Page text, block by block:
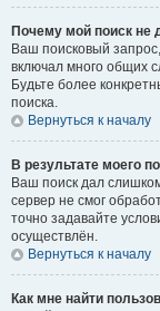
Почему мой поиск не
Ваш поисковый
включал много общих
Будьте более
поиска.
Вернуться к началу
В результате моего
Ваш поиск дал
сервер не смог
точно задавайте
осуществлён.
Вернуться к началу
Как мне найти